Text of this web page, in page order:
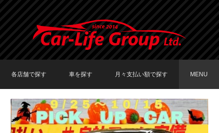
各店舗で探す
TOKYO店在庫車両
大阪店在庫車両
福岡店在庫車両
車を探す
車種で探す
メーカーで探す
月々支払い額で探す
〜19,999円
20,000円〜29,999円
30,000円〜39,999円
40,000円〜49,999円
50,000円〜
MENU